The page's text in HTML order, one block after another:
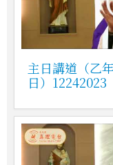
主日講道（乙
日）12242023